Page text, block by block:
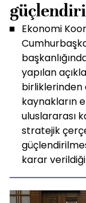
Ekonomi
yapılan
birliklerinden
kaynakların
uluslararası
stratejik
karar